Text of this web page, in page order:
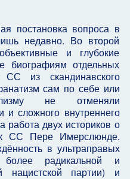
постановка вопроса в
недавно. Во второй
и глубокие
биографиям отдельных
из скандинавского
сам по себе или
не отменяли
и сложного внутреннего
двух историков о
СС Пере Имерслюнде.
в ультраправых
радикальной и
нацистской партии) и